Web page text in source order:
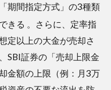
期間指定方式」の3種類
きる 。さらに、定率指
定以上の大金が売却さ
SBI証券の「売却上限金
金額の上限（例：月3万